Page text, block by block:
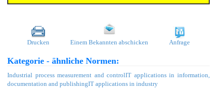
Drucken Einem Bekannten abschicken Anfrage
Kategorie - ähnliche Normen:
Industrial process measurement and controlIT applications in information,
documentation and publishingIT applications in industry